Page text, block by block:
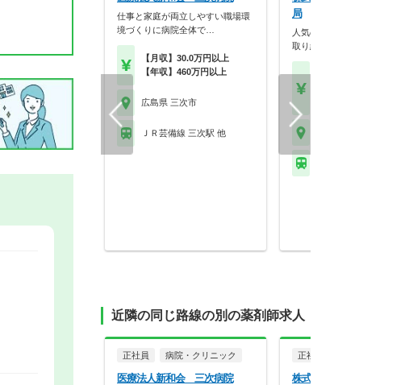
仕事と家庭が両立しやすい職場環
境づくりに病院全体で…
【月収】30.0万円以上
【年収】460万円以上
広島県 三次市
ＪＲ芸備線 三次駅 他
局
人気の求人です◎積極的に仕
取り組むスタッフ募集…
近隣の同じ路線の別の薬剤師求人
正社員 病院・クリニック
医療法人新和会 三次病院
正社員
株式会社西日本調剤 し